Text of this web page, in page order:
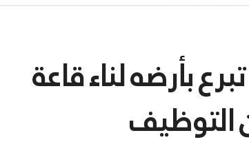
بأرضه لناء قاعة
التوظيف